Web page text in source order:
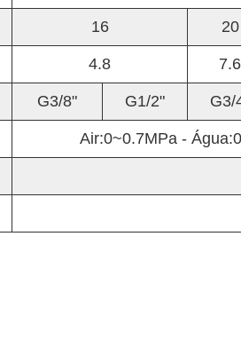
16 20
4.8 7.6
G3/8" G1/2" G3/
Air:0~0.7MPa -